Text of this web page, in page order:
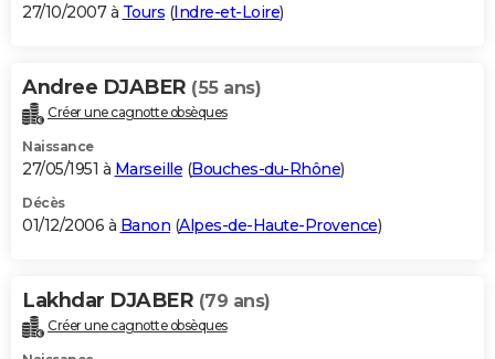
27/10/2007 à Tours (Indre-et-Loire)
Andree DJABER (55 ans)
Créer une cagnotte obsèques
Naissance
27/05/1951 à Marseille (Bouches-du-Rhône)
Décès
01/12/2006 à Banon (Alpes-de-Haute-Provence)
Lakhdar DJABER (79 ans)
Créer une cagnotte obsèques